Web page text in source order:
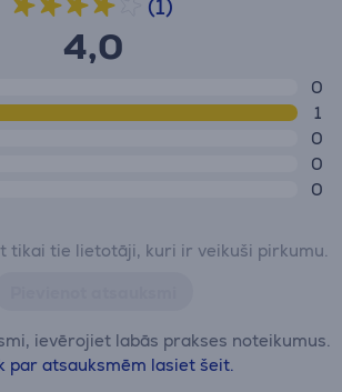
(1)
4,0
0
1
0
0
0
tikai tie lietotāji, kuri ir veikuši pirkumu.
ievērojiet labās prakses noteikumus.
par atsauksmēm lasiet šeit.